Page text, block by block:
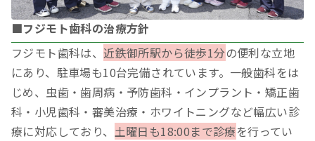
■フジモト歯科の治療方針
フジモト歯科は、近鉄御所駅から徒歩1分の便利な立地
にあり、駐車場も10台完備されています。一般歯科をは
じめ、虫歯・歯周病・予防歯科・インプラント・矯正歯
科・小児歯科・審美治療・ホワイトニングなど幅広い診
療に対応しており、 土曜日も18:00まで診療を行ってい